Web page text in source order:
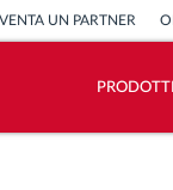
UN PARTNER
PRODOTTI